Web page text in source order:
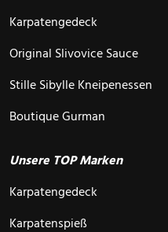
Karpatengedeck
Original Slivovice Sauce
Stille Sibylle Kneipenessen
Boutique Gurman
Unsere TOP Marken
Karpatengedeck
Karpatenspieß